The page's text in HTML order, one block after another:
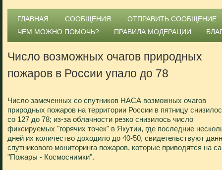
ГЛАВНАЯ СООБЩЕНИЯ
ОТПРАВИТЬ СООБЩЕНИЕ
ЧЕМ МОЖНО ПОМОЧЬ?
ПРАВИЛА МОДЕРАЦИИ
Число возможных очагов природных
пожаров в России упало до 78
Число замеченных со спутников НАСА возможных очагов
природных пожаров на территории России в пятницу
со 127 до 78; из-за облачности резко снизилось число
фиксируемых "горячих точек" в Якутии, где последние
дней их количество доходило до 40-50, свидетельствуют
спутникового мониторинга пожаров, которые приводятся на
"Пожары - Космоснимки".